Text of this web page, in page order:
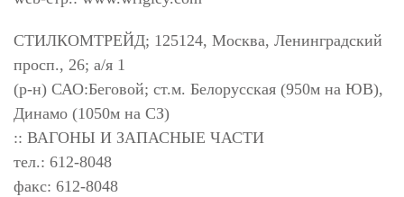
СТИЛКОМТРЕЙД; 125124, Москва, Ленинградский
просп., 26; а/я 1
(р-н) САО:Беговой; ст.м. Белорусская (950м на ЮВ),
Динамо (1050м на СЗ)
:: ВАГОНЫ И ЗАПАСНЫЕ ЧАСТИ
тел.: 612-8048
факс: 612-8048